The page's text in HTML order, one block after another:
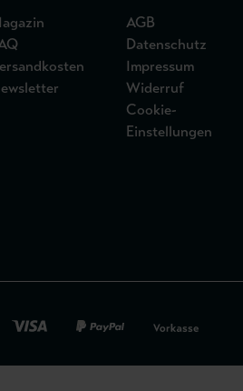
AGB
Datenschutz
Impressum
Widerruf
Cookie-
Einstellungen